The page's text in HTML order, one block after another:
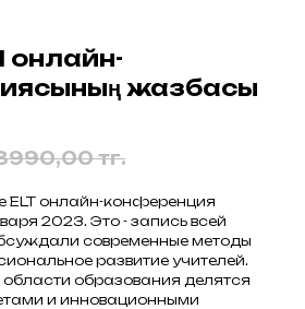
онлайн-
жазбасы
тг.
ELT онлайн-конференция
2023. Это - запись всей
современные методы
развитие учителей.
образования делятся
и инновационными